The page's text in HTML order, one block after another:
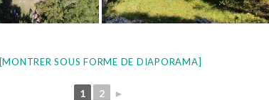
[MONTRER SOUS FORME DE DIAPORAMA]
1 2 ►